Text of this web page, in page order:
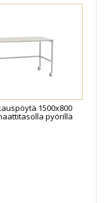
1500x800
pyörillä